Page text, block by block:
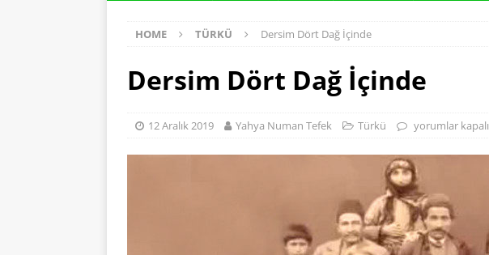
HOME TÜRKÜ Dersim Dört Dağ İçinde
Dersim Dört Dağ İçinde
12 Aralık 2019 Yahya Numan Tefek Türkü yorumlar kapalı